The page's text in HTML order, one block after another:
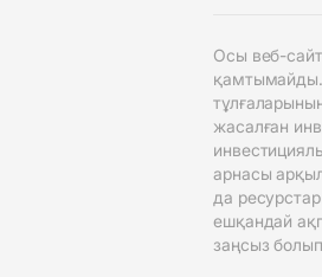
Осы веб-
қамтымайды.
жасалған
арнасы
да
ешқандай
заңсыз